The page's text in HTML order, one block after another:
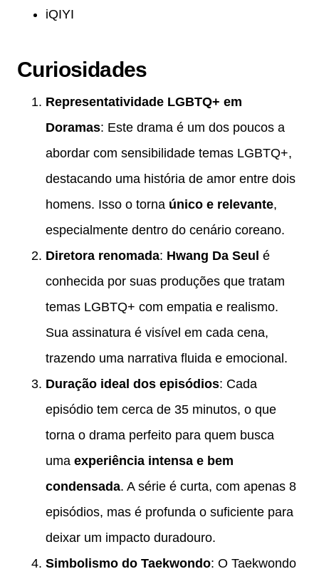
iQIYI
Curiosidades
Representatividade LGBTQ+ em
Doramas: Este drama é um dos poucos a
abordar com sensibilidade temas LGBTQ+,
destacando uma história de amor entre dois
homens. Isso o torna único e relevante,
especialmente dentro do cenário coreano.
Diretora renomada: Hwang Da Seul é
conhecida por suas produções que tratam
temas LGBTQ+ com empatia e realismo.
Sua assinatura é visível em cada cena,
trazendo uma narrativa fluida e emocional.
Duração ideal dos episódios: Cada
episódio tem cerca de 35 minutos, o que
torna o drama perfeito para quem busca
uma experiência intensa e bem
condensada. A série é curta, com apenas 8
episódios, mas é profunda o suficiente para
deixar um impacto duradouro.
Simbolismo do Taekwondo: O Taekwondo